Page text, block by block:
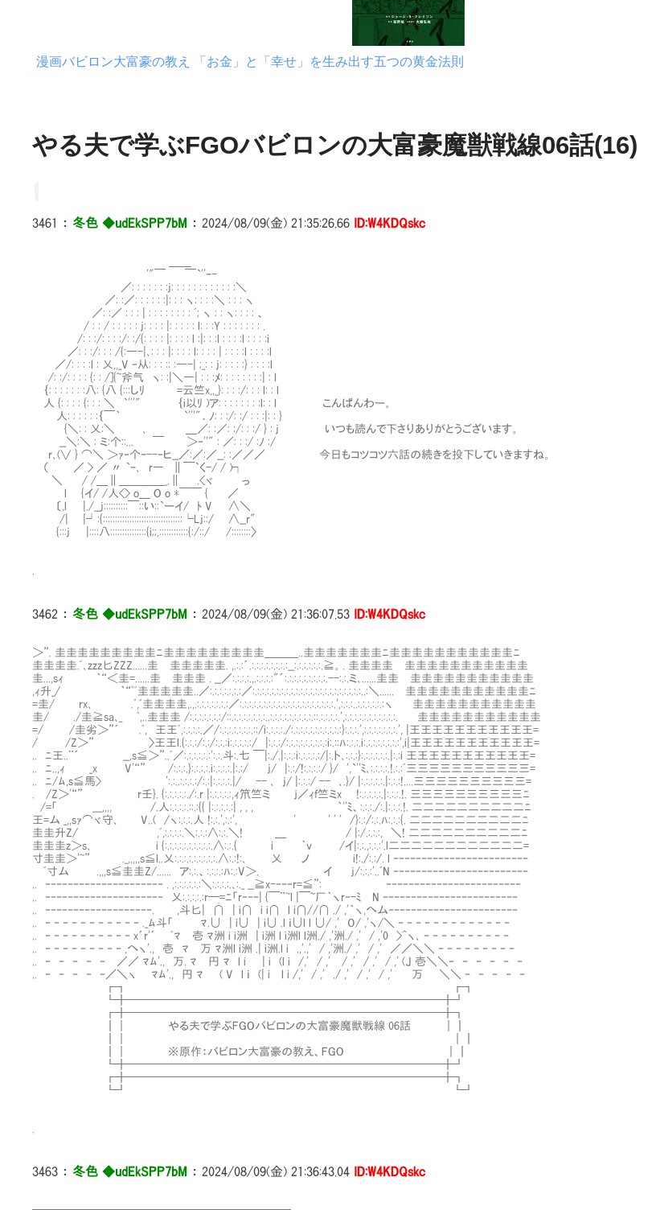
漫画バビロン大富豪の教え 「お金」と「幸せ」を生み出す五つの黄金法則
やる夫で学ぶFGOバビロンの大富豪魔獣戦線06話(16)
3461 ： 冬色 ◆udEkSPP7bM ： 2024/08/09(金) 21:35:26.66 ID:W4KDQskc
'"￣ ￣`''ｰ-
／: : : : : : :j: : : : : : : : : : : :＼
／: :／: : : : : :|: : : ヽ: : : :＼ : : : ヽ
／: :／ : : : | : : : : : : : : ﾞ; ヽ : : ヽ: : : : 、
/ : : / : : : : : j: : : : |: : : : : l: : :Y : : : : : : : .
/: : :/: : : :/: :/{: : : : |: : : : l :|: : :l : : : :l : : : :i
／: : :/: : : /{:―-|､: : : |: : : : l: : : : | : : : :l : : : :l
／/: : : :l : 乂,,_V ‐从: : : :: :―-| ;_: : j: : : : :} : : : :l
/: :/: : : : {: : /]{~斧气 ヽ: :|＼―| : : :ﾒ: : : : : : : :| : l
｛: : : : : : :八: {八 {:::しﾘ =云竺x,,_}: : : :/: : : l: : l
人 {: : : : {: : : ＼ `'''" ｛i以ﾘ )ア: : : : : : : :l: : l こんぱんわー。
人: : : : : :｛￣｀ `'''"．ﾉ: : :/: :/ : : :|: : }
{＼: : 乂:＼ ､ ＿／: :／: :/: : :/ } : j いつも読んで下さりありがとうございます。
__＼:＼ : ミ:个::... ￣ ＞‐''" : ／: : :/ :ﾉ :/
r､(∨ } ⌒＼ ＞ｧ‐个ｰ--‐ヒ__／:／:／__: :／／／ 今日もコツコツ六話の続きを投下していきますね。
（ ／ > ／ 〃 `ｰ､ r― ∥￣`く-/ / )┐
＼ / /＿∥＿＿＿＿_.∥ .<ヾ っ
l {イ/ /人<> o＿ O o *￣￣ { ／
〔,l |./__j::::::::::￣::い::`ーイ/ ﾄ V ∧＼
/| |┘:{:::::::::::::::::::::::::::::::::└Lj::/ ∧__r"
{:::j |::::八:::::::::::::::{i;;,::::::::::::{:/::/ /::::::::〉
3462 ： 冬色 ◆udEkSPP7bM ： 2024/08/09(金) 21:36:07.53 ID:W4KDQskc
＞”. 圭圭圭圭圭圭圭圭圭ﾆ圭圭圭圭圭圭圭圭圭＿＿＿..圭圭圭圭圭圭圭ﾆ圭圭圭圭圭圭圭圭圭圭圭ﾆ
圭圭圭圭.ﾞ､zzz匕ZZZ......圭Ⅷ圭圭圭圭圭. ,.:.:´.:.:.:.:.:.:.:.:__:.:.:.:.:.:.≧。. 圭圭圭圭Ⅷ圭圭圭圭圭圭圭圭圭圭圭
圭...,sｨ ｀“＜圭=......圭Ⅷ圭圭圭 . __／:.:.:.:.,.:.:.:.:"´:.:.:.:.:.:.:.:.:.--:.:.ミ､......圭圭Ⅷ圭圭圭圭圭圭圭圭圭圭圭
,ｨ升_/ ｀“ﾟﾞ圭圭圭圭圭..／:.:.:.:.:.:.:／:.:.:.:.:.:.:.:.:.:.:.:.:.:.:.:.:.:.:.:.:.:.:..:＼......Ⅷ圭圭圭圭圭圭圭圭圭圭圭ﾆ
=圭/ rx､ .ﾟ,ﾞ圭圭圭圭,.,.:.:.:.:.:.:.:／:.:.:.:.:.:.:.:.:.:.:.:.:.:.:.:.:.:.:.:.',:.:.:..:.:.:.:.:.:ヽ Ⅷ圭圭圭圭圭圭圭圭圭圭圭
圭/ ./圭≧sa､_ ﾟ,..圭圭圭 /:.:.:.:.:.:.:/::.:.:.:.:.:.:.:..:.:.:.:.:.:.:.:.:.::.:.:.:.:.',:.:.:.:.:.:.:.:.:.:.:. Ⅷ圭圭圭圭圭圭圭圭圭圭圭
=/ /圭劣＞”´ .ﾟ, 王王ﾞ,:.:.:.:.／/:.:.:.:.:.:.:.::/i:.:.:.:./:.:.:.:.:.:.:.:.:.:.:}:.:.:.',:.:.:.:.:.:.:.', |王王王王王王王王王王王=
/ /Z＞” 〉王王l.{:.:.:/:.:/:.:.:i:.:.:.:.:/ |:.:.:/:.:.:.:.:.:.:.:.:i:.::ﾊ:.:.:.i:.:.:.:.:.:.:.:',i|王王王王王王王王王王王=
.. ﾆ王..¨´ __,s≦＞”..ﾞ／:.:.:.:.:.:':.:.斗:.七 ￣|:./.|:.:.:i:.:.:.:.:/|:.ト､:.:.:}:.:.:.:.:.:.|:.:i 王王王王王王王王王王王=
.. ﾆ..,ｨ _x V'“” /:.:.:.}:.:.:.:.i:.:.:.:.|:.:/ j/ |:.:/!:.:.:.:/ }/ ',`''ﾐ､:.:.:.:.!.:.:ﾞ三三三三三三三三三三三=
.. ﾆ/ﾑ,s≦馬> ':.:..:.:.:.:/:.:|:.:.:.:.|/ -- ､ j/ |:.:.:/ -- ､.}/ |:.:.:.:.:.|:.:.:!....三三三三三三三三三三=
. /Z＞'“” r壬}. {:.:.:.:.:./:.r |:.:.:.:.:,ｨ笊竺ミ ｊ／ｨf竺ミx !:.:.:.:.:.|:.:.:.!. 三三三三三三三三三三ﾆ
/=「 ___,,,, Ⅷ/.人:.:.:.:.::.:{{ |:.:.:.:.:| , , , ｀''ﾐ、:.:.:./:.|:.:.:.!. 二二二二二二二二二二ﾆ
王=ム _,,sｧ⌒ヾ守､ V..( /ヽ:.:.:.人 !:.:.',:.:', ' ' ' ' /}:.:/:.:.ﾊ:.:.:{. 二二二二二二二二二二ﾆ
圭圭升Z/ ,ﾞ,:.:.:.:.＼:.:.:∧:.:.＼! ＿ / |:/.:.:.:, ＼! 二二二二二二二二二二ﾆ
圭圭圭z＞s､ i {:.:.:.:.:.:.:.:.:.:.∧:.:.{ i ｀v /イ|:.:.,:.:.:'.l二二二二二二二二二二二二=
寸圭圭＞'~” ._,,,,,s≦l..乂:.:.:.:.:.:.:.:.:.∧:.:!:､ 乂 ノ i!:./:.:/. l ‐‐‐‐‐‐‐‐‐‐‐‐‐‐‐‐‐‐‐‐‐‐‐‐
ﾞ寸ム .,,,s≦圭圭Z/...... ア:.:.、:.:.:.:ﾊ:.:V＞. イ j/:.:.:'..ﾞN ‐‐‐‐‐‐‐‐‐‐‐‐‐‐‐‐‐‐‐‐‐‐‐‐
.. ‐‐‐‐‐‐‐‐‐‐‐‐‐‐‐‐‐‐‐‐‐ . ,:.:.:.:.:.:＼:.:.:.:.､:._ __≧x-‐‐‐r=≦”: ‐‐‐‐‐‐‐‐‐‐‐‐‐‐‐‐‐‐‐‐‐‐‐‐
.. ‐‐‐‐‐‐‐‐‐‐‐‐‐‐‐‐‐‐‐‐‐ 乂:.:.:.:.:r─=ﾆ「r‐‐‐| {￣¨~l |￣~厂｀ヽr‐-ﾐ N ‐‐‐‐‐‐‐‐‐‐‐‐‐‐‐‐‐‐‐‐‐‐‐‐
.. ‐‐‐‐‐‐‐‐‐‐‐‐‐‐‐‐‐‐‐. ,斗匕| ∩ | i∩ i i∩ l i∩//∩ ./ ,'｀ヽ,へム‐‐‐‐‐‐‐‐‐‐‐‐‐‐‐‐‐‐‐‐‐‐‐
.. ‐ ‐ ‐ ‐ ‐ ‐ ‐ ‐ ‐ ‐ ‐ ._ﾑ斗「 ﾏ.∪ | i∪ | i∪ .l ｉ∪l l ∪/ ,' ０/ ,'ヽ/＼ ‐ ‐ ‐ ‐ ‐ ‐ ‐ ‐ ‐ ‐ ‐ ‐ ‐
.. ‐ ‐ ‐ ‐ ‐ ‐ ‐ ‐ ‐ ‐ x´r'´ ﾞﾏ 壱 ﾏ洲 i i洲 | i洲 l i洲l l洲./ ,'洲./ ,' / ,'0 >^ヽ､ ‐ ‐ ‐ ‐ ‐ ‐ ‐ ‐ ‐ ‐
.. ‐ ‐ ‐ ‐ ‐ ‐ ‐ ‐ ‐ ,へヽ'., 壱 ﾏ 万 ﾏ洲l i洲 .| i洲.l i .,'.,' / ,'洲./ ,' / ,' ／／＼＼ ‐ ‐ ‐ ‐ ‐ ‐ ‐ ‐ ‐
.. ‐ ‐ ‐ ‐ ‐ ／／ ﾏﾑ'., 万. ﾏ 円 ﾏ l i | i (l i /,' / ,' / ,' / ,' / ,' (J 壱＼＼‐ ‐ ‐ ‐ ‐ ‐
.. ‐ ‐ ‐ ‐ ‐／＼ヽ ﾏﾑ'., 円 ﾏ ( V l ｉ (| i l i /,' / ,' ./ ,' / ,' / ,' 万 ＼＼ ‐ ‐ ‐ ‐ ‐
┏┓ ┏┓
┗╋━━━━━━━━━━━━━━━━━━━━━━━━━━━━╋┛
┏╋────────────────────────────╋┓
┃｜ やる夫で学ぶFGOバビロンの大富豪魔獣戦線 06話 ｜┃
┃｜ ※原作：バビロン大富豪の教え、FGO ｜┃
┗╋────────────────────────────╋┛
┏╋━━━━━━━━━━━━━━━━━━━━━━━━━━━━╋┓
┗┛ ┗┛
3463 ： 冬色 ◆udEkSPP7bM ： 2024/08/09(金) 21:36:43.04 ID:W4KDQskc